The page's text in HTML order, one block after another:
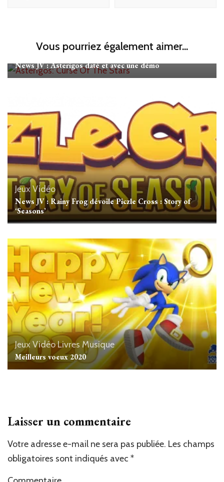
Vous pourriez également aimer...
Jeux Vidéo
News JV : Asterigos daté et avec une démo
Jeux Vidéo
News JV : Rainy Frog dévoile Piczle Cross : Story of
‘Seasons’
Jeux VidéoLivres Musique
Meilleurs voeux 2020
Laisser un commentaire
Votre adresse e-mail ne sera pas publiée. Les champs
obligatoires sont indiqués avec *